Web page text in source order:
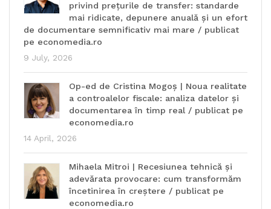
privind prețurile de transfer: standarde
mai ridicate, depunere anuală și un efort
de documentare semnificativ mai mare / publicat
pe economedia.ro
9 July, 2026
Op-ed de Cristina Mogoș | Noua realitate
a controalelor fiscale: analiza datelor și
documentarea în timp real / publicat pe
economedia.ro
14 April, 2026
Mihaela Mitroi | Recesiunea tehnică și
adevărata provocare: cum transformăm
încetinirea în creștere / publicat pe
economedia.ro